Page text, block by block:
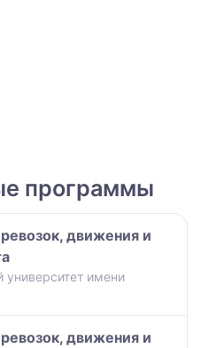
программы
движения и
университет имени
движения и